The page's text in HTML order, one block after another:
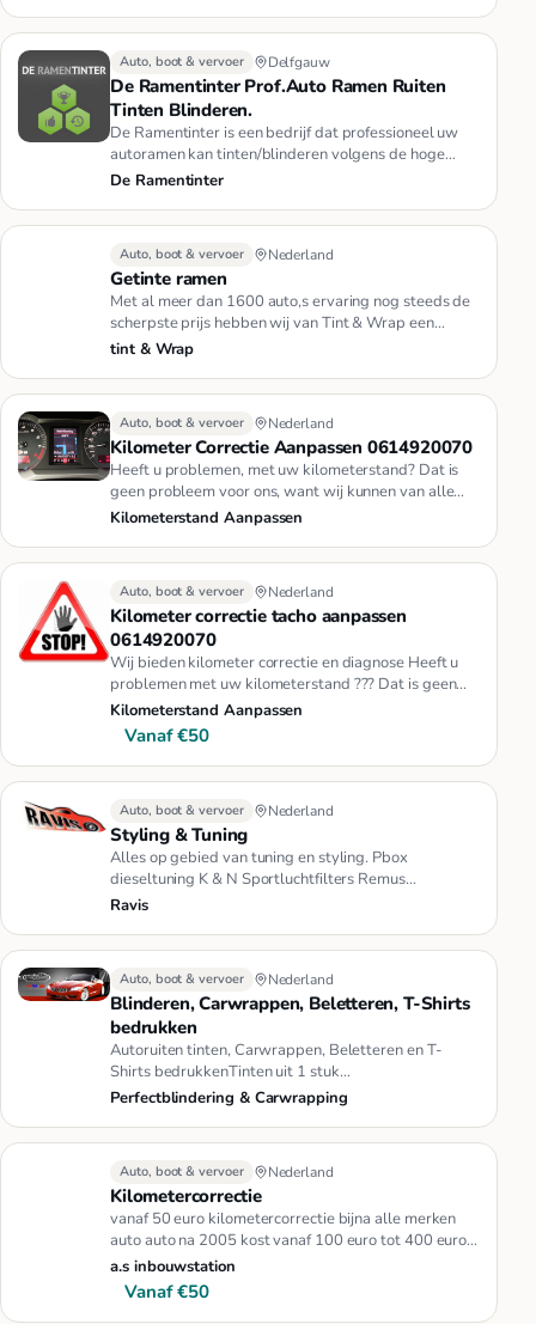
Auto, boot & vervoer Delfgauw
De Ramentinter Prof.Auto Ramen Ruiten
Tinten Blinderen.
De Ramentinter is een bedrijf dat professioneel uw
autoramen kan tinten/blinderen volgens de hoge
kwaliteitseisen. Wij w…
De Ramentinter
Auto, boot & vervoer Nederland
Getinte ramen
Met al meer dan 1600 auto,s ervaring nog steeds de
scherpste prijs hebben wij van Tint & Wrap een
bekende en vertrouwde …
tint & Wrap
Auto, boot & vervoer Nederland
Kilometer Correctie Aanpassen 0614920070
Heeft u problemen, met uw kilometerstand? Dat is
geen probleem voor ons, want wij kunnen van alle
merken* Auto's, * Moto…
Kilometerstand Aanpassen
Auto, boot & vervoer Nederland
Kilometer correctie tacho aanpassen
0614920070
Wij bieden kilometer correctie en diagnose Heeft u
problemen met uw kilometerstand ??? Dat is geen
probleem voor ons, wa…
Kilometerstand Aanpassen
Vanaf €50
Auto, boot & vervoer Nederland
Styling & Tuning
Alles op gebied van tuning en styling. Pbox
dieseltuning K & N Sportluchtfilters Remus
sportuitlaten Toyo banden NOS sys…
Ravis
Auto, boot & vervoer Nederland
Blinderen, Carwrappen, Beletteren, T-Shirts
bedrukken
Autoruiten tinten, Carwrappen, Beletteren en T-
Shirts bedrukkenTinten uit 1 stuk
foliePerfectblindering & Carwrappen is …
Perfectblindering & Carwrapping
Auto, boot & vervoer Nederland
Kilometercorrectie
vanaf 50 euro kilometercorrectie bijna alle merken
auto auto na 2005 kost vanaf 100 euro tot 400 euro
auto 2008 kost van…
a.s inbouwstation
Vanaf €50